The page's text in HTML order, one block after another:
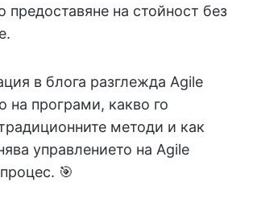
предоставяне на стойност без
в блога разглежда Agile
на програми, какво го
методи и как
управлението на Agile
🎯